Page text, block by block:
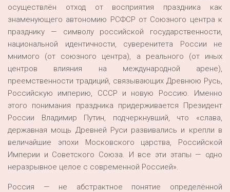
осуществлён отход от восприятия праздника как
знаменующего автономию РСФСР от Союзного центра к
празднику — символу российской государственности,
национальной идентичности, суверенитета России не
мнимого (от союзного центра), а реального (от иных
центров влияния на международной арене),
преемственности традиций, связывающих Древнюю Русь,
Российскую империю, СССР и новую Россию. Именно
этого понимания праздника придерживается Президент
России Владимир Путин, подчеркнувший, что «слава,
державная мощь Древней Руси развивались и крепли в
величайшие эпохи Московского царства, Российской
Империи и Советского Союза. И все эти этапы — одно
неразрывное целое с современной Россией».
Россия — не абстрактное понятие определённой